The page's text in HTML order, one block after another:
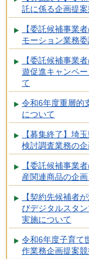
託に係る企画提
【委託候補事業
モーション業務
【委託候補事業
遊促進キャンペ
て
令和6年度重層的
について
【募集終了】埼
検討調査業務の
【委託候補事業
産関連商品の企
【契約先候補者
びデジタルスタ
実施について
令和6年度子育て
作業務企画提案